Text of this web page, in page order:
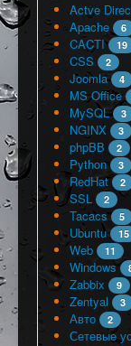
Actve
Apache 6
CACTI 19
CSS 2
Joomla 4
MS Office
MySQL 3
NGINX 3
phpBB 2
Python 3
RedHat 2
SSL 2
Tacacs 5
Ubuntu 15
Web 11
Windows
Zabbix 9
Zentyal 3
Авто 2
Сетевые